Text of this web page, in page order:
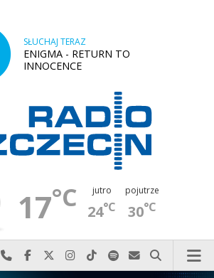
SŁUCHAJ TERAZ
ENIGMA - RETURN TO
INNOCENCE
17°C jutro
24°C
pojutrze
30°C
Najlepiej po prostu do nas zadzwoń
Odwiedź nas na Facebook-u
Odwiedź nas na X
Odwiedź nas na Instagram-ie
Odwiedź nas na TikTok-u
Szukaj nas na Spotify
Wyślij do nas
Szukaj